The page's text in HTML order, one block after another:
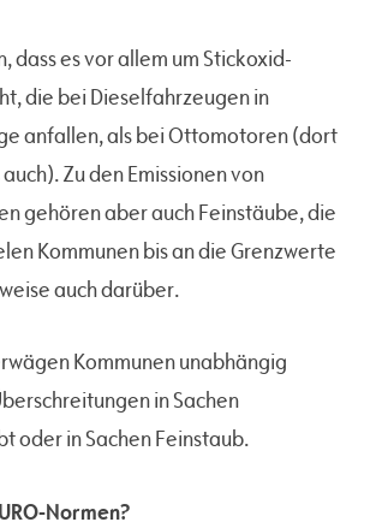
dass es vor allem um Stickoxid-
die bei Dieselfahrzeugen in
anfallen, als bei Ottomotoren (dort
Zu den Emissionen von
gehören aber auch Feinstäube, die
Kommunen bis an die Grenzwerte
auch darüber.
Kommunen unabhängig
in Sachen
oder in Sachen Feinstaub.
Normen?